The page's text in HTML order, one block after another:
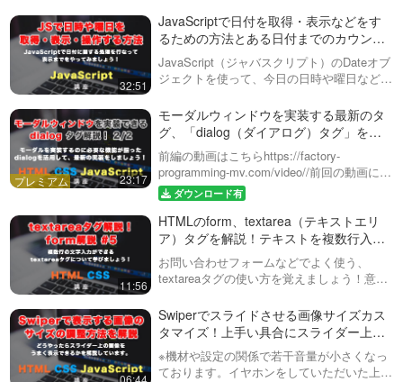
32:51
JavaScriptで日付を取得・表示などをす
るための方法とある日付までのカウント
ダウンをする方法
JavaScript（ジャバスクリプト）のDateオブ
ジェクトを使って、今日の日時や曜日などを
ら、明日の今の日時を表示したり、ある日付
までのカウントダウン日を…
23:17
モーダルウィンドウを実装する最新のタ
グ、「dialog（ダイアログ）タグ」を活
用した実装！全２回 後編
前編の動画はこちらhttps://factory-
programming-mv.com/video//前回の動画に続
き、モーダル画面を作成しています。モバイ
ルウィンドウの開閉とアニメーションに焦点
を…
ダウンロード有
11:56
HTMLのform、textarea（テキストエリ
ア）タグを解説！テキストを複数行入力
してもらう為の場所を実装しましょう！
form#5
お問い合わせフォームなどでよく使う、
textareaタグの使い方を覚えましょう！意外
をCSSで制御する方法なども解説していま
す。複数行テキストを入力し…
06:44
Swiperでスライドさせる画像サイズカス
タマイズ！上手い具合にスライダー上に
画像を表示させるには？
※機材や設定の関係で若干音量が小さくなっ
ております。イヤホンをしていただいた上で